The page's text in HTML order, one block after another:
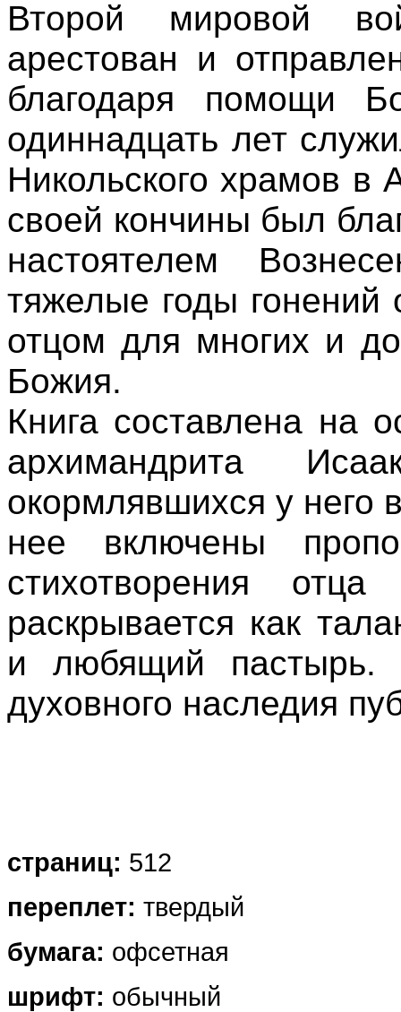
Второй мировой
арестован и
благодаря помощи
одиннадцать лет
Никольского храмов в
своей кончины был
настоятелем
тяжелые годы
отцом для многих и
Божия.
Книга составлена на
архимандрита
окормлявшихся у него
нее включены
стихотворения
раскрывается как
и любящий пастырь.
духовного наследия
страниц: 512
переплет: твердый
бумага: офсетная
шрифт: обычный